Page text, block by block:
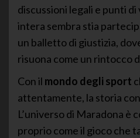
discussioni legali e punti
intera sembra stia
un balletto di giustizia,
risuona come un rintocco
Con il mondo degli sport
attentamente, la storia
L’universo di Maradona è
proprio come il gioco che